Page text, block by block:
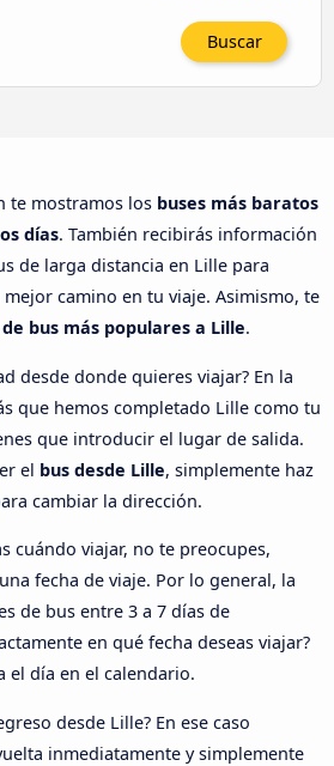
Buscar
te mostramos los buses más baratos
días. También recibirás información
de larga distancia en Lille para
camino en tu viaje. Asimismo, te
bus más populares a Lille.
desde donde quieres viajar? En la
que hemos completado Lille como tu
que introducir el lugar de salida.
el bus desde Lille, simplemente haz
cambiar la dirección.
cuándo viajar, no te preocupes,
fecha de viaje. Por lo general, la
de bus entre 3 a 7 días de
en qué fecha deseas viajar?
el día en el calendario.
desde Lille? En ese caso
inmediatamente y simplemente